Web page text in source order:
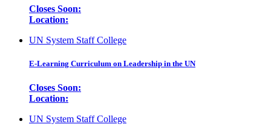
Closes Soon:
Location:
UN System Staff College
E-Learning Curriculum on Leadership in the UN
Closes Soon:
Location:
UN System Staff College